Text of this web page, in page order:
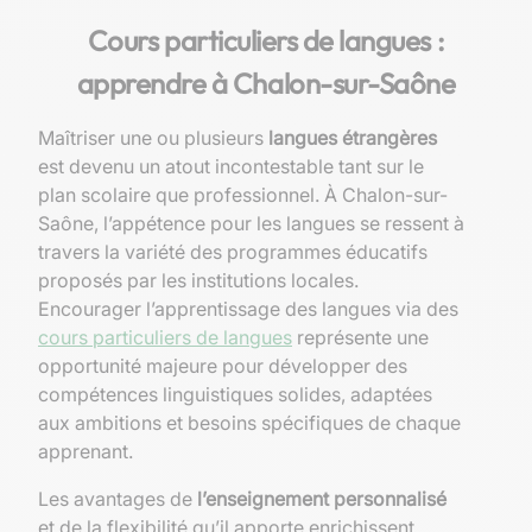
Cours particuliers de langues :
apprendre à Chalon-sur-Saône
Maîtriser une ou plusieurs langues étrangères
est devenu un atout incontestable tant sur le
plan scolaire que professionnel. À Chalon-sur-
Saône, l’appétence pour les langues se ressent à
travers la variété des programmes éducatifs
proposés par les institutions locales.
Encourager l’apprentissage des langues via des
cours particuliers de langues représente une
opportunité majeure pour développer des
compétences linguistiques solides, adaptées
aux ambitions et besoins spécifiques de chaque
apprenant.
Les avantages de l’enseignement personnalisé
et de la flexibilité qu’il apporte enrichissent